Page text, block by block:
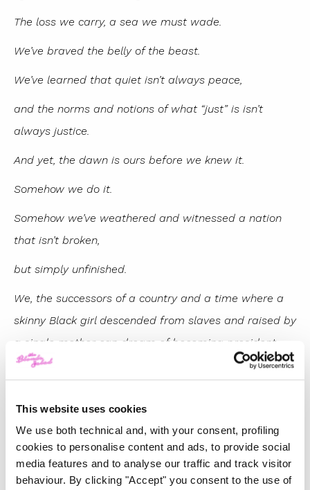
This website uses cookies
We use both technical and, with your consent, profiling
cookies to personalise content and ads, to provide social
media features and to analyse our traffic and track visitor
behaviour. By clicking "Accept" you consent to the use of
The loss we carry, a sea we must wade.
We’ve braved the belly of the beast.
We’ve learned that quiet isn’t always peace,
and the norms and notions of what “just” is isn’t
always justice.
And yet, the dawn is ours before we knew it.
Somehow we do it.
Somehow we’ve weathered and witnessed a nation
that isn’t broken,
but simply unfinished.
We, the successors of a country and a time where a
skinny Black girl descended from slaves and raised by
a single mother can dream of becoming president,
only to find herself reciting for one.
that is perfect.
We are striving to forge our union with purpose.